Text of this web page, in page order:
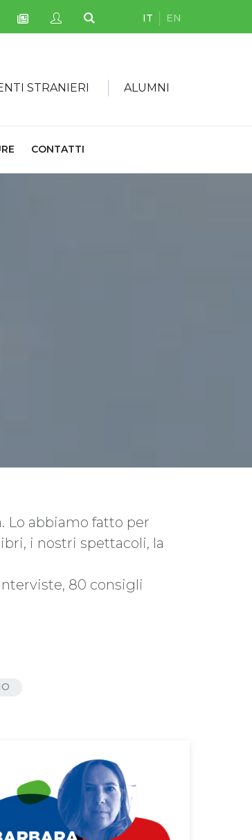
Calendario Eventi
Icona Newsletter
Icona My Civica
Icona Cerca
IT EN
STRANIERI ALUMNI
CONTATTI
Lo abbiamo fatto per
i nostri spettacoli, la
80 consigli